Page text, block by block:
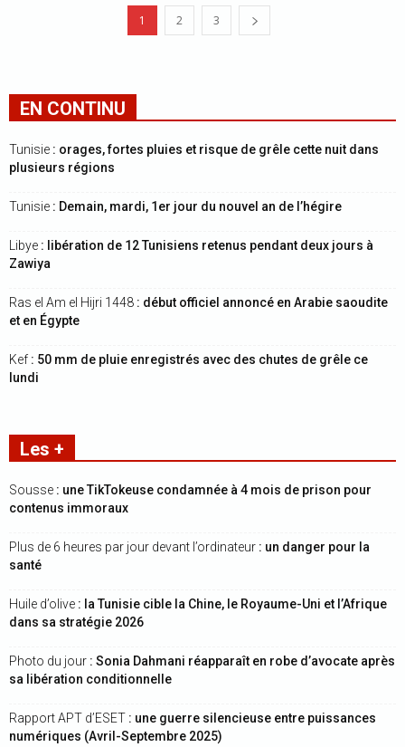
1 2 3
EN CONTINU
Tunisie : orages, fortes pluies et risque de grêle cette nuit dans
plusieurs régions
Tunisie : Demain, mardi, 1er jour du nouvel an de l’hégire
Libye : libération de 12 Tunisiens retenus pendant deux jours à
Zawiya
Ras el Am el Hijri 1448 : début officiel annoncé en Arabie saoudite
et en Égypte
Kef : 50 mm de pluie enregistrés avec des chutes de grêle ce
lundi
Les +
Sousse : une TikTokeuse condamnée à 4 mois de prison pour
contenus immoraux
Plus de 6 heures par jour devant l’ordinateur : un danger pour la
santé
Huile d’olive : la Tunisie cible la Chine, le Royaume-Uni et l’Afrique
dans sa stratégie 2026
Photo du jour : Sonia Dahmani réapparaît en robe d’avocate après
sa libération conditionnelle
Rapport APT d’ESET : une guerre silencieuse entre puissances
numériques (Avril-Septembre 2025)